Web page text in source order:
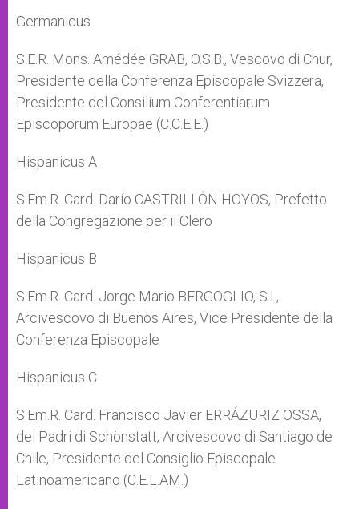
Germanicus
S.E.R. Mons. Amédée GRAB, O.S.B., Vescovo di Chur,
Presidente della Conferenza Episcopale Svizzera,
Presidente del Consilium Conferentiarum
Episcoporum Europae (C.C.E.E.)
Hispanicus A
S.Em.R. Card. Darío CASTRILLÓN HOYOS, Prefetto
della Congregazione per il Clero
Hispanicus B
S.Em.R. Card. Jorge Mario BERGOGLIO, S.I.,
Arcivescovo di Buenos Aires, Vice Presidente della
Conferenza Episcopale
Hispanicus C
S.Em.R. Card. Francisco Javier ERRÁZURIZ OSSA,
dei Padri di Schönstatt, Arcivescovo di Santiago de
Chile, Presidente del Consiglio Episcopale
Latinoamericano (C.E.L.AM.)